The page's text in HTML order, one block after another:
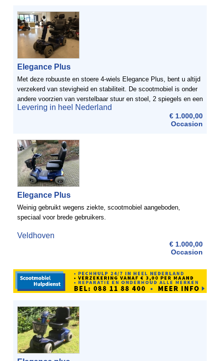
Elegance Plus
Met deze robuuste en stoere 4-wiels Elegance Plus, bent u altijd
verzekerd van stevigheid en stabiliteit. De scootmobiel is onder
andere voorzien van verstelbaar stuur en stoel, 2 spiegels en een
mandje.ScootmobielDiscount heeft een ...
Levering in heel Nederland
€ 1.000,00
Occasion
Elegance Plus
Weinig gebruikt wegens ziekte, scootmobiel aangeboden,
speciaal voor brede gebruikers.
Veldhoven
€ 1.000,00
Occasion